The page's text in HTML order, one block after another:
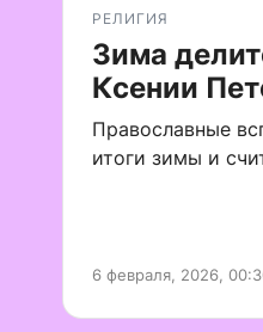
РЕЛИГИЯ
Зима
Ксении
Православные
итоги зимы и
6 февраля, 2026,